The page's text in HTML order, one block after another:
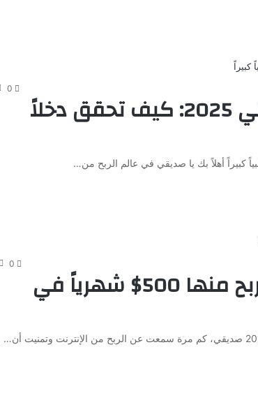
0
7 أسرار للربح من التدوين في 2025: كيف تحقق دخلاً
0
كيف تبدأ مدونة ناجحة وتربح منها 500$ شهرياً في